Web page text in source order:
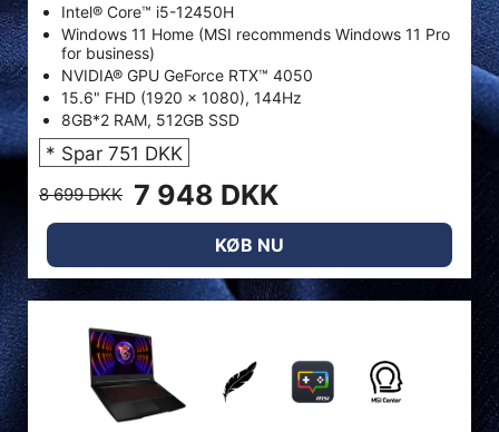
Intel® Core™ i5-12450H
Windows 11 Home (MSI recommends Windows 11 Pro
for business)
NVIDIA® GPU GeForce RTX™ 4050
15.6" FHD (1920 x 1080), 144Hz
8GB*2 RAM, 512GB SSD
* Spar 751 DKK
8 699 DKK 7 948 DKK
KØB NU